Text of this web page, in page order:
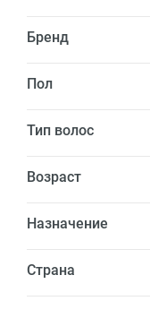
Бренд
Пол
Тип волос
Возраст
Назначение
Страна